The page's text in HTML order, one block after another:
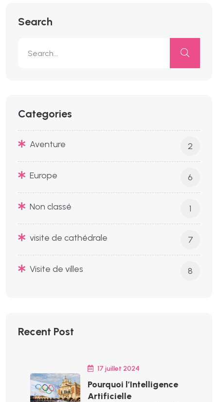
Search
Categories
Aventure 2
Europe 6
Non classé 1
visite de cathédrale 7
Visite de villes 8
Recent Post
17 juillet 2024
Pourquoi l’Intelligence
Artificielle